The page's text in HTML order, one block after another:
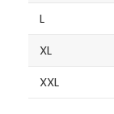
L
XL
XXL